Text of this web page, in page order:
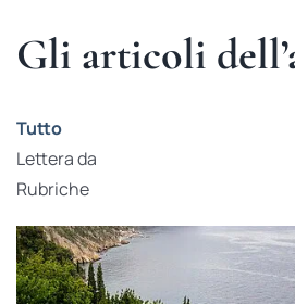
Gli articoli
Tutto
Lettera da
Rubriche